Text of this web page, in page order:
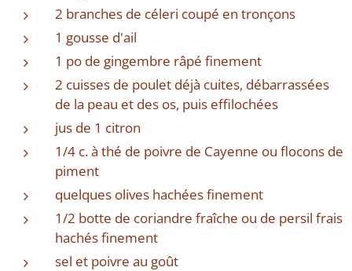
2 branches de céleri coupé en tronçons
1 gousse d'ail
1 po de gingembre râpé finement
2 cuisses de poulet déjà cuites, débarrassées
de la peau et des os, puis effilochées
jus de 1 citron
1/4 c. à thé de poivre de Cayenne ou flocons de
piment
quelques olives hachées finement
1/2 botte de coriandre fraîche ou de persil frais
hachés finement
sel et poivre au goût